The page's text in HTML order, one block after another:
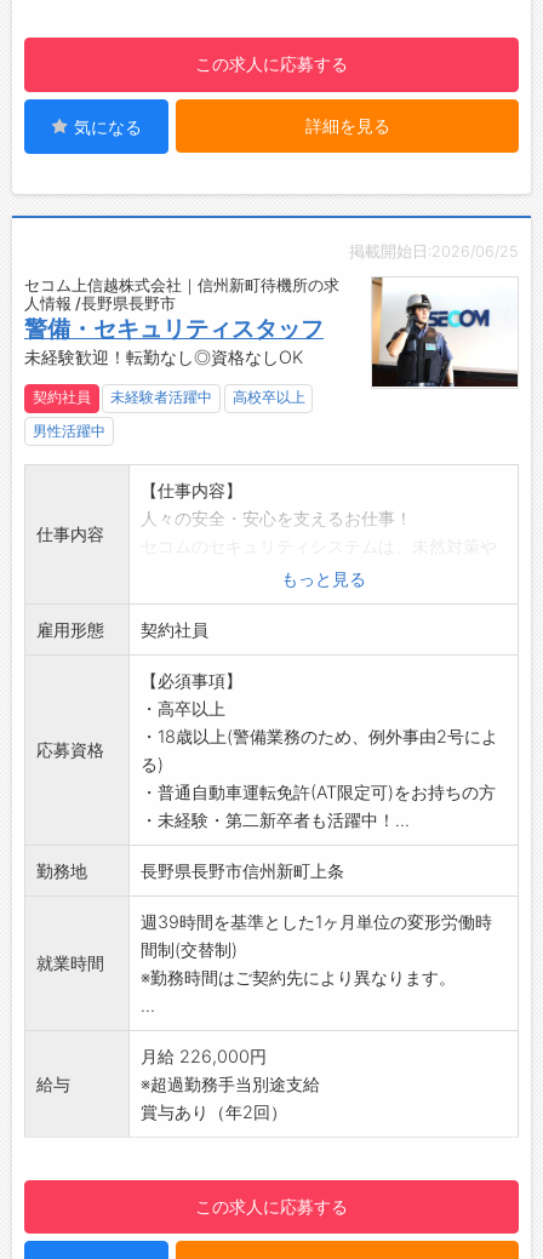
きましょう。
【仕事のやりがい】
堅苦しいイメージの警備業ですが、現場では人
との触れ合いもあり、感謝の言葉をいただける
等やりがいを感じられます。安全・安心を支え
きるお仕事です。
・毎年最大10連休＋6連休あり
・未経験入社が90%以上！研修制度も充実
・大手ならではの手厚い手当と福利厚生
・社会情勢・景気の影響を受けにくい
【業務の変更範囲】
【おすすめポイント】
景気の影響に左右されにくい警備業界。
未経験からでもチャレンジできる環境です！
この求人に応募する
気になる 詳細を見る
掲載開始日:2026/06/25
セコム上信越株式会社｜信州新町待機所の求
人情報 /長野県長野市
警備・セキュリティスタッフ
未経験歓迎！転勤なし◎資格なしOK
契約社員 未経験者活躍中
高校卒以上
男性活躍中
仕事内容
【仕事内容】
人々の安全・安心を支えるお仕事！
被害拡大の防止が目的。
いち早く異常の兆候を発見することが重要で、
犯人逮捕や撃退が目的ではありません。
【具体的には】
(1)緊急対処
各種建物センサーに何らかの異常(侵入・設備異
常・火災・救急など)が発生した際に、コントロ
ールセンターから指示のもと対応
(2)ATM障害対応
金融機関のATM(現金自動預払機)に障害が発生
した際の対応
(3)保守点検
ィ機器を定期的にチェックします。万一異常が
ある場合は、修理・交換を行います。
ーーーーーーーーーーーーーーーーー
入社時はもちろん、定期的な研修でしっかりバ
ックアップします。
警備経験や知識がない方も業務は、マニュアル
きましょう。
【仕事のやりがい】
堅苦しいイメージの警備業ですが、現場では人
もっと見る
雇用形態 契約社員
応募資格
【必須事項】
・高卒以上
・18歳以上(警備業務のため、例外事由2号によ
る)
・普通自動車運転免許(AT限定可)をお持ちの方
・未経験・第二新卒者も活躍中！...
勤務地 長野県長野市信州新町上条
就業時間
週39時間を基準とした1ヶ月単位の変形労働時
間制(交替制)
※勤務時間はご契約先により異なります。
...
給与
月給 226,000円
※超過勤務手当別途支給
賞与あり（年2回）
この求人に応募する